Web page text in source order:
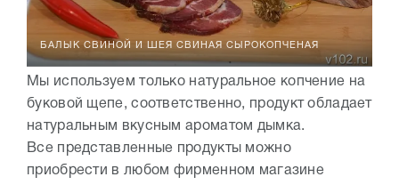
БАЛЫК СВИНОЙ И ШЕЯ СВИНАЯ СЫРОКОПЧЕНАЯ
Мы используем только натуральное копчение на
буковой щепе, соответственно, продукт обладает
натуральным вкусным ароматом дымка.
Все представленные продукты можно
приобрести в любом фирменном магазине